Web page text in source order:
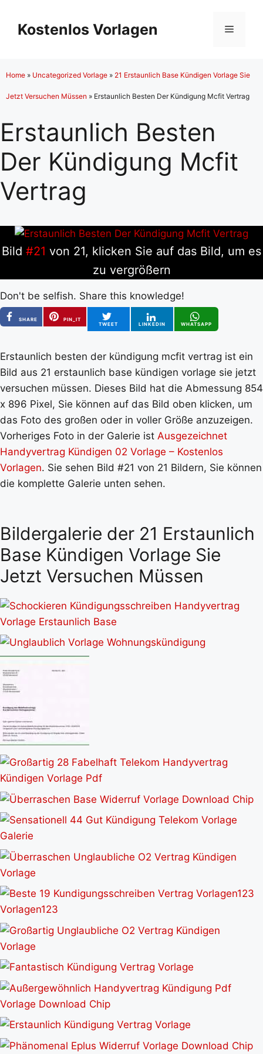
Inhalt
springen
Kostenlos Vorlagen Menü
Home » Uncategorized Vorlage » 21 Erstaunlich Base Kündigen Vorlage Sie
Jetzt Versuchen Müssen » Erstaunlich Besten Der Kündigung Mcfit Vertrag
Erstaunlich Besten
Der Kündigung Mcfit
Vertrag
Bild #21 von 21, klicken Sie auf das Bild, um es
zu vergrößern
Don't be selfish. Share this knowledge!
SHARE
PIN_IT
TWEET
LINKEDIN WHATSAPP
Erstaunlich besten der kündigung mcfit vertrag ist ein
Bild aus 21 erstaunlich base kündigen vorlage sie jetzt
versuchen müssen. Dieses Bild hat die Abmessung 854
x 896 Pixel, Sie können auf das Bild oben klicken, um
das Foto des großen oder in voller Größe anzuzeigen.
Vorheriges Foto in der Galerie ist Ausgezeichnet
Handyvertrag Kündigen 02 Vorlage – Kostenlos
Vorlagen. Sie sehen Bild #21 von 21 Bildern, Sie können
die komplette Galerie unten sehen.
Bildergalerie der 21 Erstaunlich
Base Kündigen Vorlage Sie
Jetzt Versuchen Müssen